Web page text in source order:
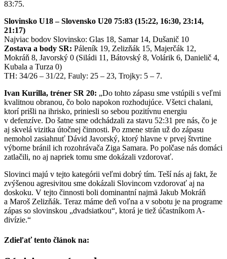
83:75.
Slovinsko U18 – Slovensko U20 75:83 (15:22, 16:30, 23:14,
21:17)
Najviac bodov Slovinsko: Glas 18, Samar 14, Dušanič 10
Zostava a body SR: Páleník 19, Zelizňák 15, Majerčák 12,
Mokráň 8, Javorský 0 (Siládi 11, Bátovský 8, Volárik 6, Danielič 4,
Kubala a Turza 0)
TH: 34/26 – 31/22, Fauly: 25 – 23, Trojky: 5 – 7.
Ivan Kurilla, tréner SR 20: „Do tohto zápasu sme vstúpili s veľmi
kvalitnou obranou, čo bolo napokon rozhodujúce. Všetci chalani,
ktorí prišli na ihrisko, priniesli so sebou pozitívnu energiu
v defenzíve. Do šatne sme odchádzali za stavu 52:31 pre nás, čo je
aj skvelá vizitka útočnej činnosti. Po zmene strán už do zápasu
nemohol zasiahnuť Dávid Javorský, ktorý hlavne v prvej štvrtine
výborne bránil ich rozohrávača Ziga Samara. Po polčase nás domáci
zatlačili, no aj napriek tomu sme dokázali vzdorovať.
Slovinci majú v tejto kategórii veľmi dobrý tím. Teší nás aj fakt, že
zvýšenou agresivitou sme dokázali Slovincom vzdorovať aj na
doskoku. V tejto činnosti boli dominantní najmä Jakub Mokráň
a Maroš Zelizňák. Teraz máme deň voľna a v sobotu je na programe
zápas so slovinskou „dvadsiatkou“, ktorá je tiež účastníkom A-
divízie.“
Zdieľať tento článok na: